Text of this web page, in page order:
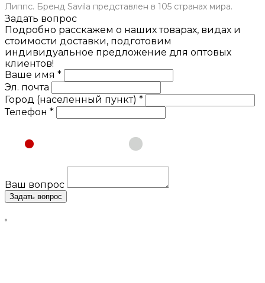
Липпс. Бренд Savila представлен в 105 странах мира.
Задать вопрос
Подробно расскажем о наших товарах, видах и
стоимости доставки, подготовим
индивидуальное предложение для оптовых
клиентов!
Ваше имя *
Эл. почта
Город (населенный пункт) *
Телефон *
Юридическое лицо
Ваш вопрос
Задать вопрос